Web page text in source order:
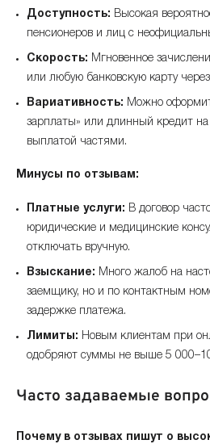
Доступность: Высокая
пенсионеров и лиц с
Скорость: Мгновенное
или любую банковскую карту
Вариативность: Можно
зарплаты» или длинный кредит на
выплатой частями.
Минусы по отзывам:
Платные услуги: В договор
юридические и медицинские
отключать вручную.
Взыскание: Много жалоб на
заемщику, но и по контактным
задержке платежа.
Лимиты: Новым клиентам при
одобряют суммы не выше 5
Часто задаваемые
Почему в отзывах пишут о